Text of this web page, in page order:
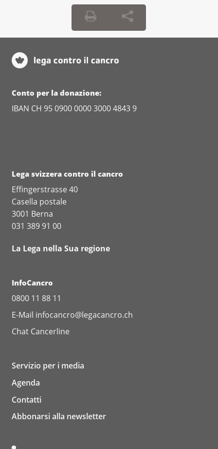
Conto per la donazione:
IBAN CH 95 0900 0000 3000 4843 9
Lega svizzera contro il cancro
Effingerstrasse 40
Casella postale
3001 Berna
031 389 91 00
La Lega nella Sua regione
InfoCancro
0800 11 88 11
E-Mail infocancro@legacancro.ch
Chat Cancerline
Servizio per i media
Agenda
Contatti
Abbonarsi alla newsletter